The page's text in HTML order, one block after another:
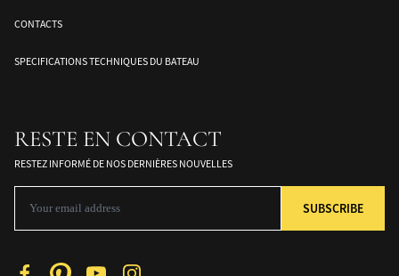
CONTACTS
SPECIFICATIONS TECHNIQUES DU BATEAU
RESTE EN CONTACT
RESTEZ INFORMÉ DE NOS DERNIÈRES NOUVELLES